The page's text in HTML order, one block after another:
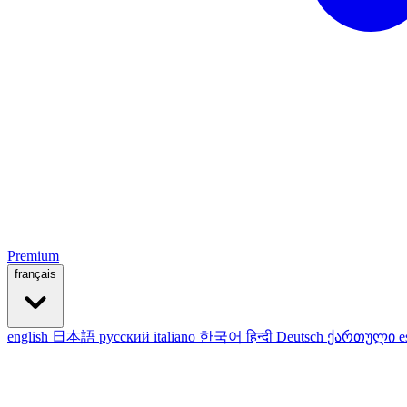
Premium
français
english 日本語 русский italiano 한국어हिन्दी Deutsch ქართული